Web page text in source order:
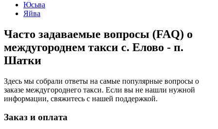
Юсьва
Яйва
Часто задаваемые вопросы (FAQ) о
междугороднем такси с. Елово - п.
Шатки
Здесь мы собрали ответы на самые популярные вопросы о
заказе междугороднего такси. Если вы не нашли нужной
информации, свяжитесь с нашей поддержкой.
Заказ и оплата